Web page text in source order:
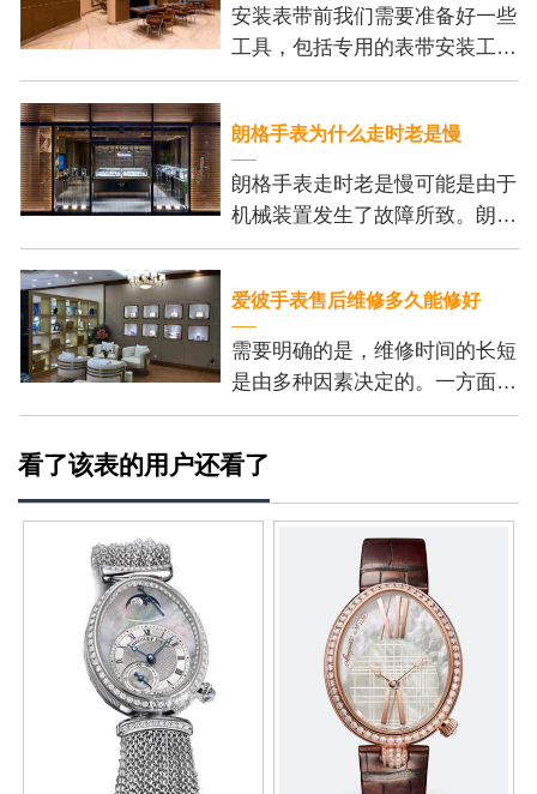
安装表带前我们需要准备好一些
工具，包括专用的表带安装工
具、刻度尺和细尖钳。这些工具
带，并保证我们的操作
朗格手表为什么走时老是慢
朗格手表走时老是慢可能是由于
机械装置发生了故障所致。朗格
手表的机芯内部有许多精密的齿
证手表准确走时的基
爱彼手表售后维修多久能修好
需要明确的是，维修时间的长短
是由多种因素决定的。一方面，
维修的复杂程度是个重要的考虑
池或调整表带长度，
看了该表的用户还看了